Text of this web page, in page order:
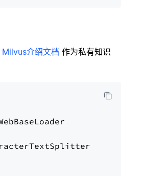
Milvus介绍文档 作为私有知识